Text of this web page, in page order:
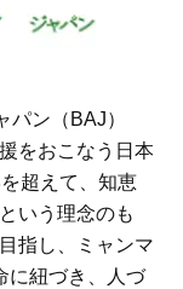
ン（BAJ）
をおこなう日本
超えて、知恵
いう理念のも
指し、ミャンマ
に紐づき、人づ